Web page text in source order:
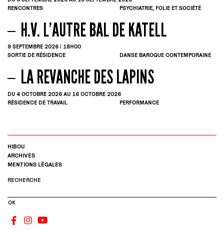
RENCONTRES
PSYCHIATRIE, FOLIE ET SOCIÉTÉ
H.V. L’AUTRE BAL DE KATELL
9 SEPTEMBRE 2026 | 18H00
SORTIE DE RÉSIDENCE
DANSE BAROQUE CONTEMPORAINE
LA REVANCHE DES LAPINS
DU 4 OCTOBRE 2026 AU 16 OCTOBRE 2026
RÉSIDENCE DE TRAVAIL
PERFORMANCE
HIBOU
ARCHIVES
MENTIONS LÉGALES
RECHERCHE
OK